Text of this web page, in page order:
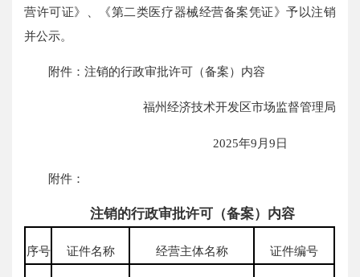
营许可证》、《第二类医疗器械经营备案凭证》予以注销
并公示。
附件：注销的行政审批许可（备案）内容
福州经济技术开发区市场监督管理局
2025年9月9日
附件：
注销的行政审批许可（备案）内容
序号 证件名称 经营主体名称 证件编号